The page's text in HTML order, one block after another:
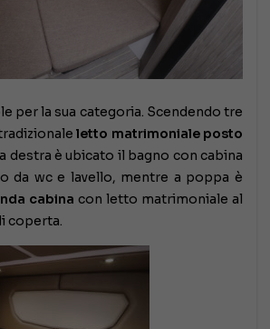
per la sua categoria. Scendendo tre
letto matrimoniale posto
destra è ubicato il bagno con cabina
da wc e lavello, mentre a poppa è
cabina con letto matrimoniale al
coperta.